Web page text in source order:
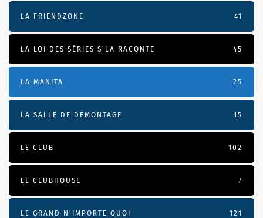
LA FRIENDZONE 41
LA LOI DES SÉRIES S'LA RACONTE 45
LA MANITA 25
LA SALLE DE DÉMONTAGE 15
LE CLUB 102
LE CLUBHOUSE 7
LE GRAND N’IMPORTE QUOI 121